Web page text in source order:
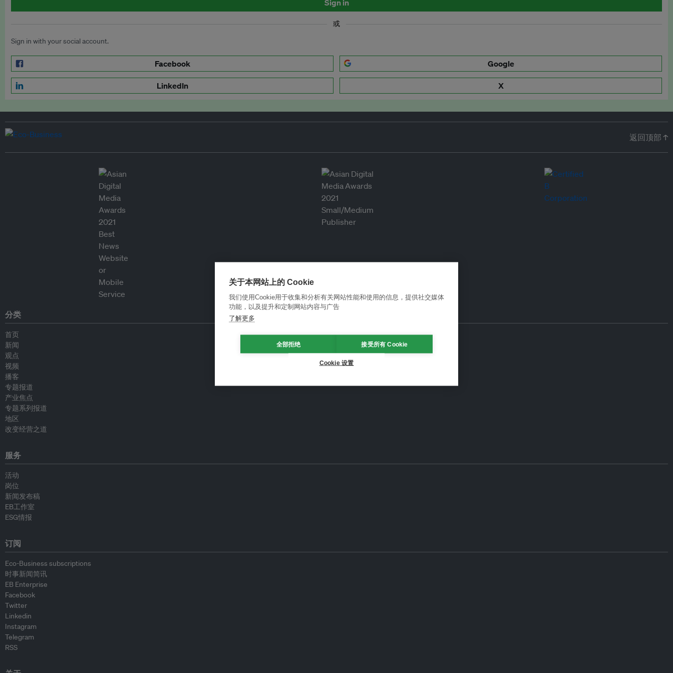
Sign in
或
Sign in with your social account.
Facebook Google
LinkedIn X
返回顶部 ↑
分类
首页
新闻
观点
视频
播客
专题报道
产业焦点
专题系列报道
地区
改变经营之道
服务
活动
岗位
新闻发布稿
EB工作室
ESG情报
订阅
Eco-Business subscriptions
时事新闻简讯
EB Enterprise
Facebook
Twitter
Linkedin
Instagram
Telegram
RSS
关于本网站上的 Cookie
我们使用Cookie用于收集和分析有关网站性能和使用的信息，提供社交媒体
功能，以及提升和定制网站内容与广告
了解更多
全部拒绝 接受所有 Cookie
Cookie 设置